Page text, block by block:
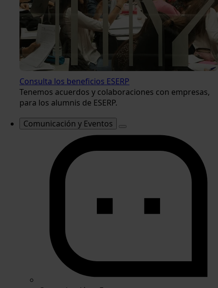
Consulta los beneficios ESERP
Tenemos acuerdos y colaboraciones con empresas,
para los alumnis de ESERP.
Comunicación y Eventos